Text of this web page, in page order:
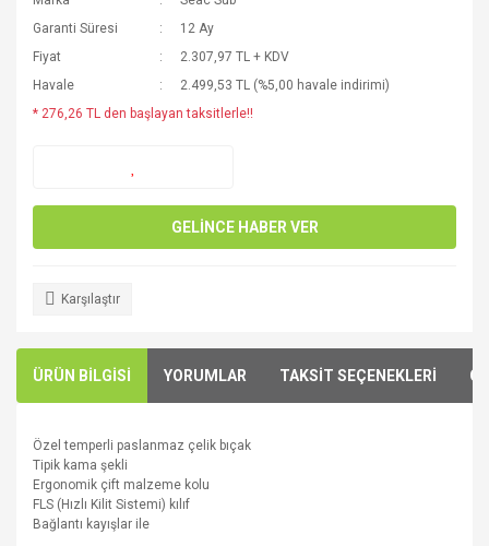
Garanti Süresi
12 Ay
Fiyat
2.307,97 TL + KDV
Havale
2.499,53 TL (%5,00 havale indirimi)
* 276,26 TL den başlayan taksitlerle!!
GELİNCE HABER VER
Karşılaştır
ÜRÜN BİLGİSİ YORUMLAR TAKSİT SEÇENEKLERİ
Özel temperli paslanmaz çelik bıçak
Tipik kama şekli
Ergonomik çift malzeme kolu
FLS (Hızlı Kilit Sistemi) kılıf
Bağlantı kayışlar ile